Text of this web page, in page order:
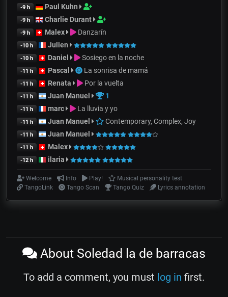
-9 h Paul Kuhn
-9 h Charlie Durant
-9 h Malex Danzarín
-10 h Julien
-10 h Daniel Sosiego en la noche
-11 h Pascal La sonrisa de mamá
-11 h Renata Por la vuelta
-11 h Juan Manuel 1
-11 h marc La lluvia y yo
-11 h Juan Manuel Contemporary, Complex, Joy
-11 h Juan Manuel
-11 h Malex
-12 h ilaria
Welcome Info Play!
Musical personality test
TangoLink
Tango Scan Tango Quiz Lyrics annotation
About Soledad la de barracas
To add a comment, you must log in first.